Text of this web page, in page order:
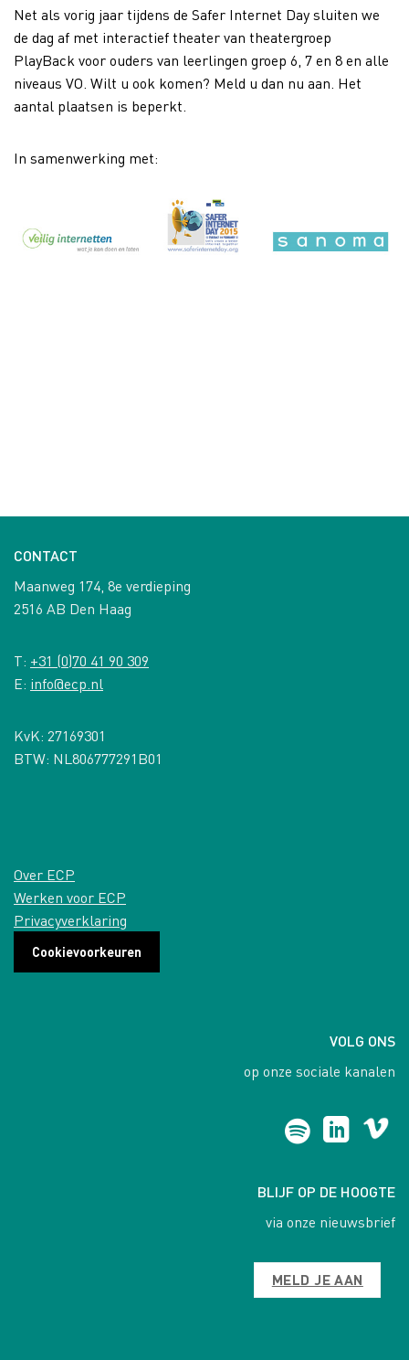
Net als vorig jaar tijdens de Safer Internet Day sluiten we
de dag af met interactief theater van theatergroep
PlayBack voor ouders van leerlingen groep 6, 7 en 8 en alle
niveaus VO. Wilt u ook komen? Meld u dan nu aan. Het
aantal plaatsen is beperkt.
In samenwerking met:
CONTACT
Maanweg 174, 8e verdieping
2516 AB Den Haag
T: +31 (0)70 41 90 309
E: info@ecp.nl
KvK: 27169301
BTW: NL806777291B01
Over ECP
Werken voor ECP
Privacyverklaring
Cookievoorkeuren
VOLG ONS
op onze sociale kanalen
BLIJF OP DE HOOGTE
via onze nieuwsbrief
MELD JE AAN